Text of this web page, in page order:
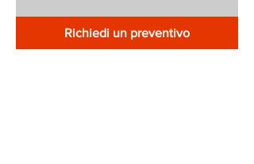
Richiedi un preventivo